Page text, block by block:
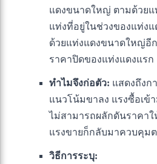
แดงขนาดใหญ่ ตามด้วยแ
แท่งที่อยู่ในช่วงของแท่ง
ด้วยแท่งแดงขนาดใหญ่อี
ราคาปิดของแท่งแดงแรก
ทำไมจึงก่อตัว: แสดงถึงก
แนวโน้มขาลง แรงซื้อเข้
ไม่สามารถผลักดันราคา
แรงขายก็กลับมาควบคุม
วิธีการระบุ: